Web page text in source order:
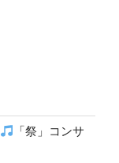
「祭」コンサ